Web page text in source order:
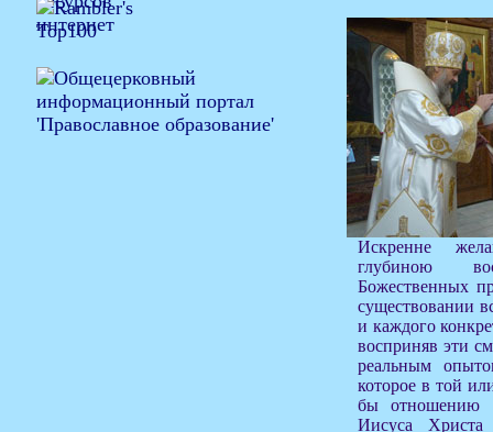
Искренне
глубиною
Божественных
существовании
и каждого
восприняв эти
реальным
которое в той
бы отношению
Иисуса